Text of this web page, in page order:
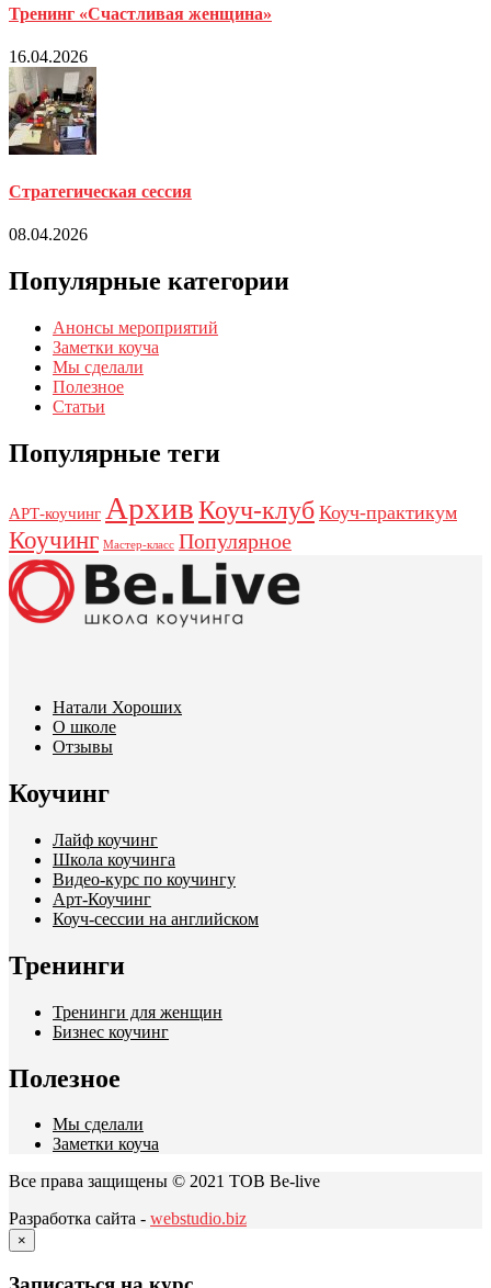
Тренинг «Счастливая женщина»
16.04.2026
Стратегическая сессия
08.04.2026
Популярные категории
Анонсы мероприятий
Заметки коуча
Мы сделали
Полезное
Статьи
Популярные теги
АРТ-коучинг АрхивКоуч-клуб Коуч-практикум
Коучинг Мастер-класс Популярное
Натали Хороших
О школе
Отзывы
Коучинг
Лайф коучинг
Школа коучинга
Видео-курс по коучингу
Арт-Коучинг
Коуч-сессии на английском
Тренинги
Тренинги для женщин
Бизнес коучинг
Полезное
Мы сделали
Заметки коуча
Все права защищены © 2021 ТОВ Be-live
Разработка сайта - webstudio.biz
×